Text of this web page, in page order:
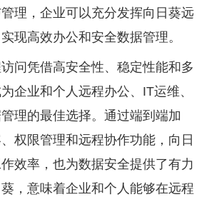
理，企业可以充分发挥向日葵远
现高效办公和安全数据管理。
问凭借高安全性、稳定性能和多
企业和个人远程办公、IT运维、
理的最佳选择。通过端到端加
权限管理和远程协作功能，向日
效率，也为数据安全提供了有力
，意味着企业和个人能够在远程